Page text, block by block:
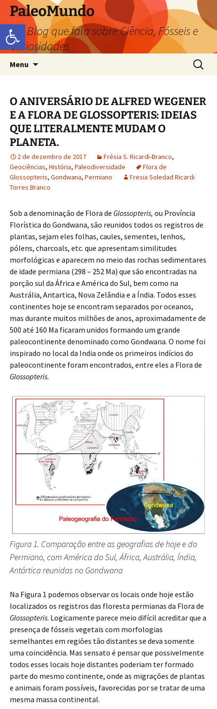
Abrir a barra de ferramentas
PaleoMundo
um Blog que fala sobre Ciência, Fósseis e
Curiosidades
Menu
O ANIVERSÁRIO DE ALFRED WEGENER
E A FLORA DE GLOSSOPTERIS: IDEIAS
QUE LITERALMENTE MUDAM O
PLANETA.
2 de dezembro de 2017 Frésia S. Ricardi-Branco,
Geociências, História, Paleodiversidade
Flora de
Glossopteris, Gondwana, Permiano
Fresia Soledad Ricardi
Torres Branco
Sob a denominação de Flora de Glossopteris, ou Província
Florística do Gondwana, são reunidos todos os registros de
plantas, sejam eles folhas, caules, sementes, lenhos,
pólens, charcoals, etc. que apresentam similitudes
morfológicas e aparecem no meio das rochas sedimentares
de idade permiana (298 – 252 Ma) que são encontradas na
porção sul da África e América do Sul, bem como na
Austrália, Antartica, Nova Zelândia e a Índia. Todos esses
continentes hoje se encontram separados por oceanos,
mas durante muitos milhões de anos, aproximadamente de
500 até 160 Ma ficaram unidos formando um grande
paleocontinente denominado como Gondwana. O nome foi
inspirado no local da India onde os primeiros indícios do
paleocontinente foram encontrados, entre eles a Flora de
Glossopteris.
Figura 1. Comparação entre as geografias de hoje e do
Permiano, com América do Sul, África, Austrália, Índia,
Antártica reunidas no Gondwana
Na Figura 1 podemos observar os locais onde hoje estão
localizados os registros das floresta permianas da Flora de
Glossopteris. Logicamente parece meio difícil acreditar que a
presença de fósseis vegetais com morfologias
semelhantes em regiões tão distantes se deva somente
uma coincidência. Mas sensato é pensar que possivelmente
todos esses locais hoje distantes poderiam ter formado
parte do mesmo continente, onde as migrações de plantas
e animais foram possíveis, favorecidas por se tratar de uma
mesma massa continental.